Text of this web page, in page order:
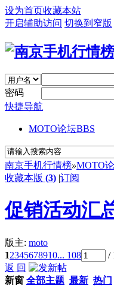
设为首页收藏本站
开启辅助访问 切换到窄版
密码
快捷导航
MOTO论坛BBS
南京手机行情榜»MOTO
收藏本版 (3) |订阅
促销活动汇
版主: moto
12345678910... 108 /
返 回
新窗 全部主题 最新 热门